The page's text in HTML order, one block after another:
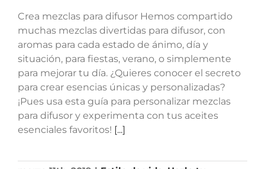
Crea mezclas para difusor Hemos compartido
muchas mezclas divertidas para difusor, con
aromas para cada estado de ánimo, día y
situación, para fiestas, verano, o simplemente
para mejorar tu día. ¿Quieres conocer el secreto
para crear esencias únicas y personalizadas?
¡Pues usa esta guía para personalizar mezclas
para difusor y experimenta con tus aceites
esenciales favoritos! [...]